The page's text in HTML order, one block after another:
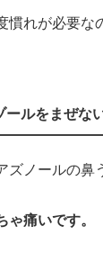
慣れが必要な
ールをまぜな
ズノールの鼻
ゃ痛いです。